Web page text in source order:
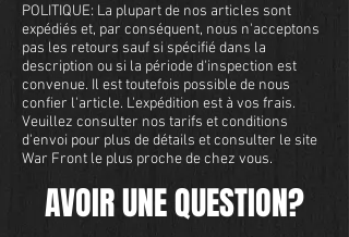
POLITIQUE: La plupart de nos articles sont
expédiés et, par conséquent, nous n'acceptons
pas les retours sauf si spécifié dans la
description ou si la période d'inspection est
convenue. Il est toutefois possible de nous
confier l'article. L'expédition est à vos frais.
Veuillez consulter nos tarifs et conditions
d'envoi pour plus de détails et consulter le site
War Front le plus proche de chez vous.
AVOIR UNE QUESTION?